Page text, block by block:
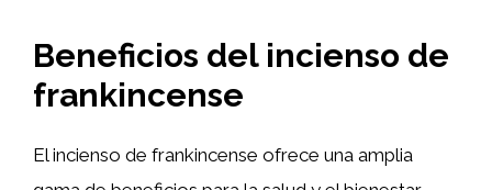
Beneficios del incienso de
frankincense
El incienso de frankincense ofrece una amplia